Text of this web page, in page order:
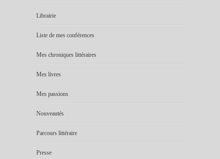
Librairie
Liste de mes conférences
Mes chroniques littéraires
Mes livres
Mes passions
Nouveautés
Parcours littéraire
Presse